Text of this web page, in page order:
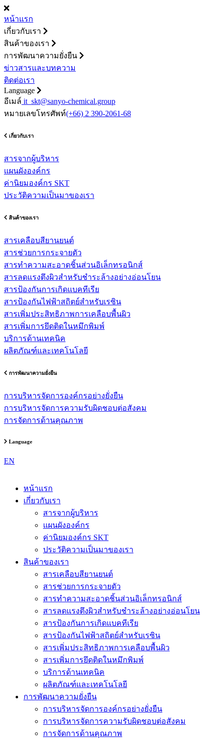
หน้าแรก
เกี่ยวกับเรา
สินค้าของเรา
การพัฒนาความยั่งยืน
ข่าวสารและบทความ
ติดต่อเรา
Language
อีเมล์ it_skt@sanyo-chemical.group
หมายเลขโทรศัพท์(+66) 2 390-2061-68
เกี่ยวกับเรา
สารจากผู้บริหาร
แผนผังองค์กร
ค่านิยมองค์กร SKT
ประวัติความเป็นมาของเรา
สินค้าของเรา
สารเคลือบสียานยนต์
สารช่วยการกระจายตัว
สารทำความสะอาดชิ้นส่วนอิเล็กทรอนิกส์
สารลดแรงตึงผิวสำหรับชำระล้างอย่างอ่อนโยน
สารป้องกันการเกิดแบคทีเรีย
สารป้องกันไฟฟ้าสถิตย์สำหรับเรซิน
สารเพิ่มประสิทธิภาพการเคลือบพื้นผิว
สารเพิ่มการยึดติดในหมึกพิมพ์
บริการด้านเทคนิค
ผลิตภัณฑ์และเทคโนโลยี
การพัฒนาความยั่งยืน
การบริหารจัดการองค์กรอย่างยั่งยืน
การบริหารจัดการความรับผิดชอบต่อสังคม
การจัดการด้านคุณภาพ
Language
EN
หน้าแรก
เกี่ยวกับเรา
สารจากผู้บริหาร
แผนผังองค์กร
ค่านิยมองค์กร SKT
ประวัติความเป็นมาของเรา
สินค้าของเรา
สารเคลือบสียานยนต์
สารช่วยการกระจายตัว
สารทำความสะอาดชิ้นส่วนอิเล็กทรอนิกส์
สารลดแรงตึงผิวสำหรับชำระล้างอย่างอ่อนโยน
สารป้องกันการเกิดแบคทีเรีย
สารป้องกันไฟฟ้าสถิตย์สำหรับเรซิน
สารเพิ่มประสิทธิภาพการเคลือบพื้นผิว
สารเพิ่มการยึดติดในหมึกพิมพ์
บริการด้านเทคนิค
ผลิตภัณฑ์และเทคโนโลยี
การพัฒนาความยั่งยืน
การบริหารจัดการองค์กรอย่างยั่งยืน
การบริหารจัดการความรับผิดชอบต่อสังคม
การจัดการด้านคุณภาพ